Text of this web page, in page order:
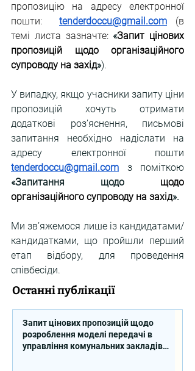
пропозицію на адресу електронної
пошти:
tenderdoccu@gmail.com (в
темі листа зазначте: «Запит цінових
пропозицій щодо організаційного
супроводу на захід»).
У випадку, якщо учасники запиту ціни
пропозицій хочуть отримати
додаткові роз’яснення, письмові
запитання необхідно надіслати на
tenderdoccu@gmail.com
«Запитання щодо щодо
організаційного супроводу на захід».
Ми зв’яжемося лише із кандидатами/
кандидатками, що пройшли перший
етап відбору, для проведення
співбесіди.
Останні публікації
Запит цінових пропозицій щодо
розроблення моделі передачі в
управління комунальних закладів